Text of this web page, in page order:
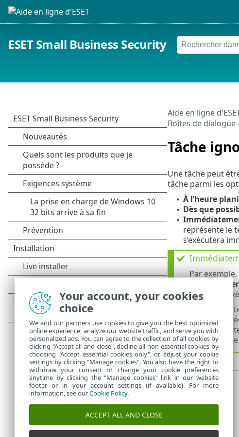
ESET Small Business Security
Tâche
Aide en ligne
Boîtes de dialogue
Une tâche peut
tâche parmi les
• À l’heure
• Dès que
•
représente le
s’exécutera
Par
depuis la
La tâche
se sont
•
demie
Your account, your cookies
choice
We and our partners use cookies to give you the best optimized
online experience, analyze our website traffic, and serve you with
personalized ads. You can agree to the collection of all cookies by
clicking "Accept all and close", decline all non-essential cookies by
choosing "Accept essential cookies only", or adjust your cookie
settings by clicking "Manage cookies". You also have the right to
withdraw your consent or change your cookie preferences
anytime by clicking the "Manage cookies" link in our website
footer or in your account settings (if available). For more
information, see ourCookie Policy.
ACCEPT ALL AND CLOSE